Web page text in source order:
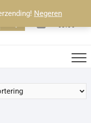
Negeren
naar:
0
Totaal
€0.00